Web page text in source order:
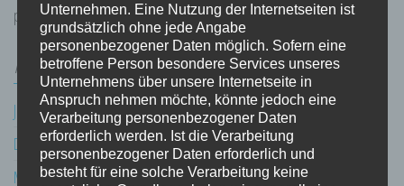
pulstarzuDiverses
ARCHIV
Juli 2026
Dezember 2025
Mai 2024
Unternehmen. Eine Nutzung der Internetseiten ist
grundsätzlich ohne jede Angabe
personenbezogener Daten möglich. Sofern eine
betroffene Person besondere Services unseres
Unternehmens über unsere Internetseite in
Anspruch nehmen möchte, könnte jedoch eine
Verarbeitung personenbezogener Daten
erforderlich werden. Ist die Verarbeitung
personenbezogener Daten erforderlich und
besteht für eine solche Verarbeitung keine